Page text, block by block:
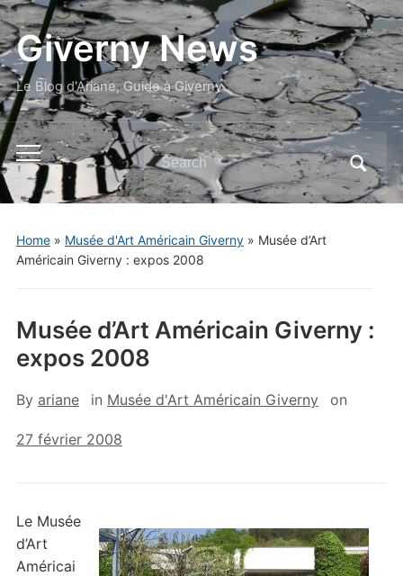
Giverny News
Le Blog d'Ariane, Guide à Giverny
Toggle
mobile
menu
Search
for:
Home» Musée d'Art Américain Giverny» Musée d’Art
Américain Giverny : expos 2008
Musée d’Art Américain Giverny :
expos 2008
By ariane in Musée d'Art Américain Giverny on
27 février 2008
Le Musée
d’Art
Américai